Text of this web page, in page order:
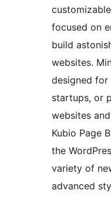
focused on
build
websites.
designed for
startups, or
websites
Kubio Page
the
variety of
advanced